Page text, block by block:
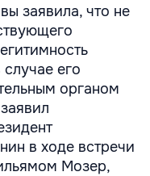
заявила, что не
его
органом
в ходе встречи
Мозер,